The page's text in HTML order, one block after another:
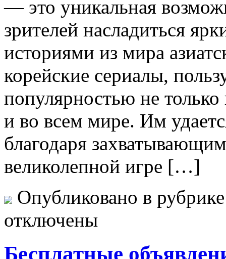
— это уникальная
зрителей насладиться
историями из мира
корейские сериалы,
популярностью не
и во всем мире. Им
благодаря
великолепной игре […]
Опубликовано в
отключены
Бесплатные